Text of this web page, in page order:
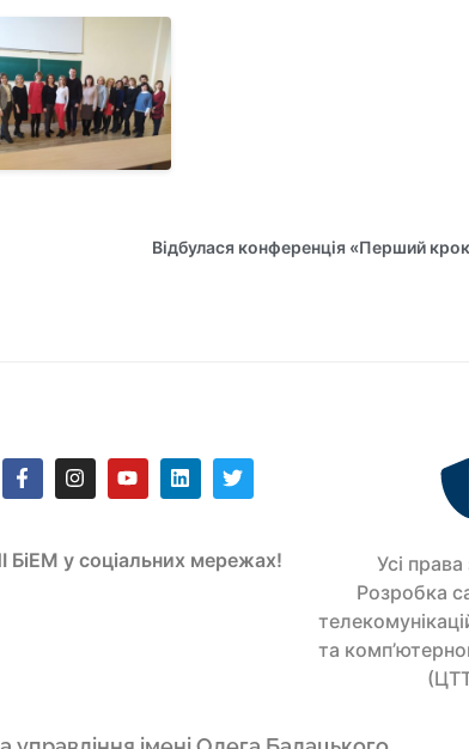
Відбулася конференція «Перший
БіЕМ у соціальних мережах!
Усi
Розробка
та